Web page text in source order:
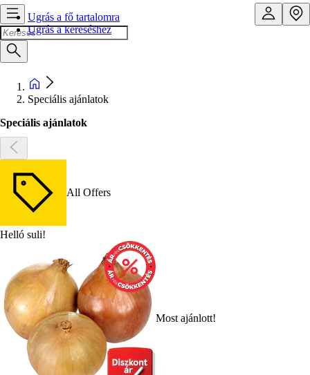
Ugrás a fő tartalomra
Ugrás a kereséshez
Speciális ajánlatok
Speciális ajánlatok
All Offers
Helló suli!
Most ajánlott!